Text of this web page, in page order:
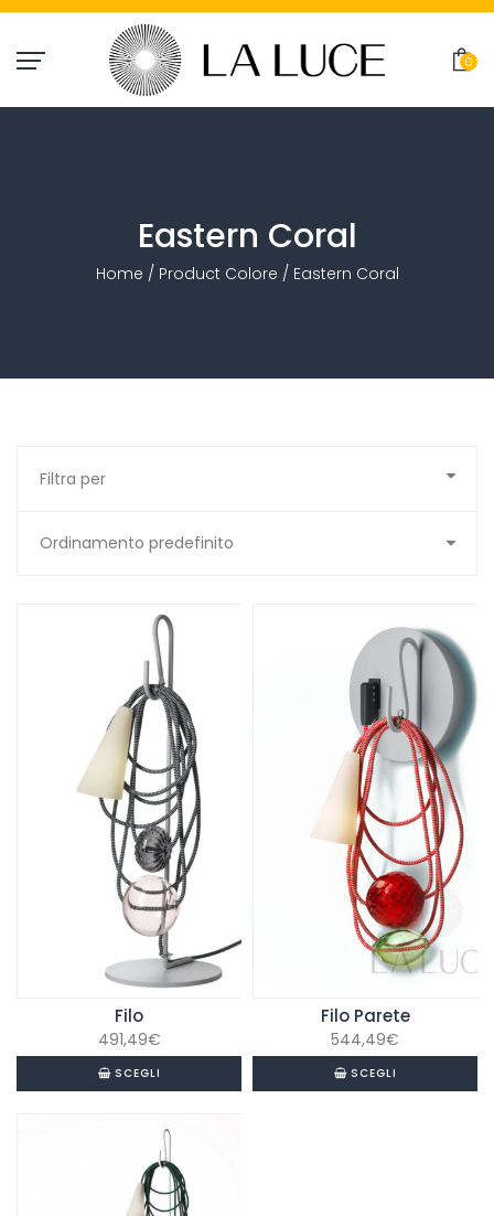
0
Eastern Coral
Home / Product Colore / Eastern Coral
Filo
491,49€
SCEGLI
Filo Parete
544,49€
SCEGLI
Filtra per